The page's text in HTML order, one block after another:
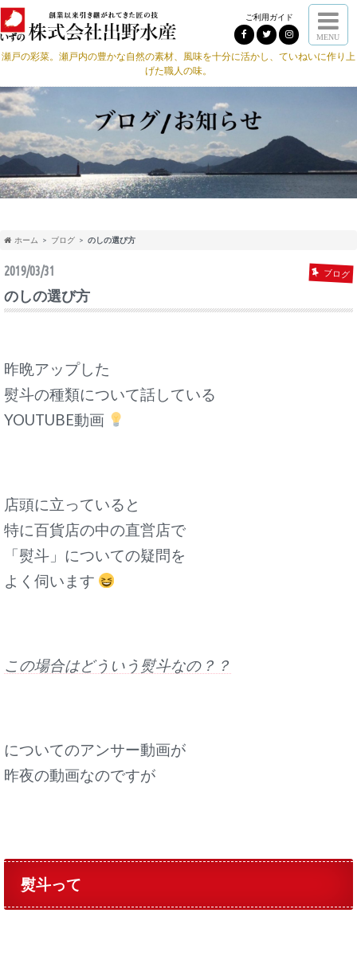
ご利用ガイド
MENU
瀬戸の彩菜。瀬戸内の豊かな自然の素材、風味を十分に活かし、ていねいに作り上
げた職人の味。
ホーム ブログ のしの選び方
2019/03/31 ブログ
のしの選び方
昨晩アップした
熨斗の種類について話している
YOUTUBE動画
店頭に立っていると
特に百貨店の中の直営店で
「熨斗」についての疑問を
よく伺います
この場合はどういう熨斗なの？？
についてのアンサー動画が
昨夜の動画なのですが
熨斗って